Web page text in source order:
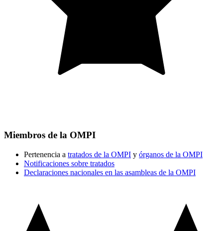
Miembros de la OMPI
Pertenencia a tratados de la OMPI y órganos de la OMPI
Notificaciones sobre tratados
Declaraciones nacionales en las asambleas de la OMPI